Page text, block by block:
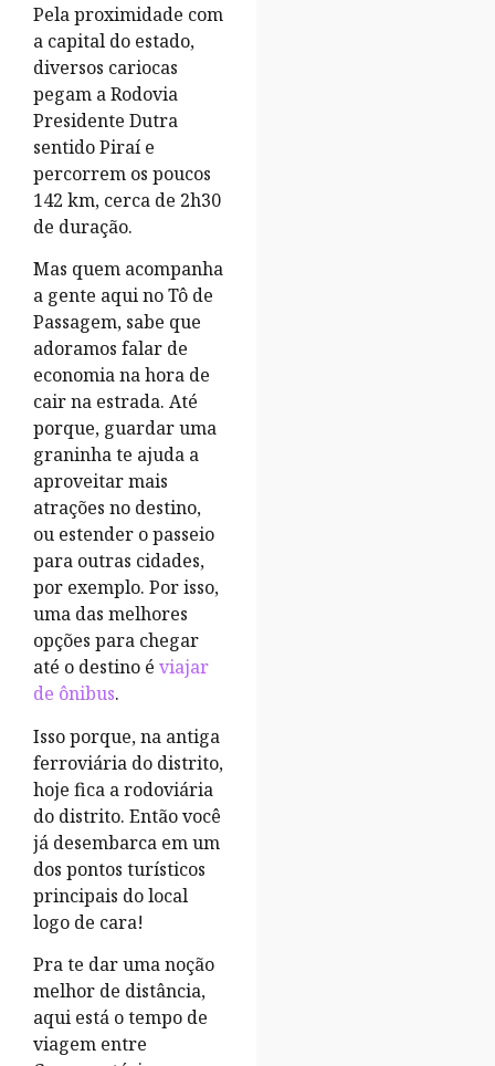
Pela proximidade com
a capital do estado,
diversos cariocas
pegam a Rodovia
Presidente Dutra
sentido Piraí e
percorrem os poucos
142 km, cerca de 2h30
de duração.
Mas quem acompanha
a gente aqui no Tô de
Passagem, sabe que
adoramos falar de
economia na hora de
cair na estrada. Até
porque, guardar uma
graninha te ajuda a
aproveitar mais
atrações no destino,
ou estender o passeio
para outras cidades,
por exemplo. Por isso,
uma das melhores
opções para chegar
até o destino é viajar
de ônibus.
Isso porque, na antiga
ferroviária do distrito,
hoje fica a rodoviária
do distrito. Então você
já desembarca em um
dos pontos turísticos
principais do local
logo de cara!
Pra te dar uma noção
melhor de distância,
aqui está o tempo de
viagem entre